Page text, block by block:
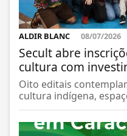
ALDIR BLANC 08/07/2026
Secult abre
cultura com
Oito editais
cultura indígena,